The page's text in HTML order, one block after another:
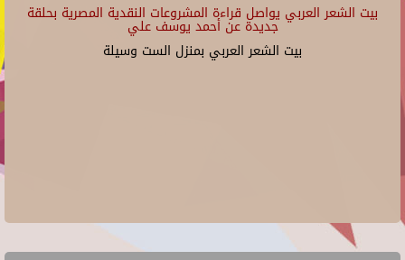
بيت الشعر العربي يواصل قراءة المشروعات النقدية المصرية بحلقة
جديدة عن أحمد يوسف علي
بيت الشعر العربي بمنزل الست وسيلة